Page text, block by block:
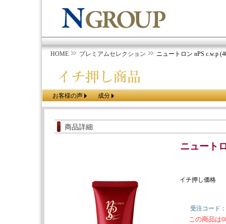
HOME プレミアムセレクション ニュートロン nPS c.w.p
お客様の声 成分
商品詳細
ニュート
イチ押し価格
受注コード：
この商品は